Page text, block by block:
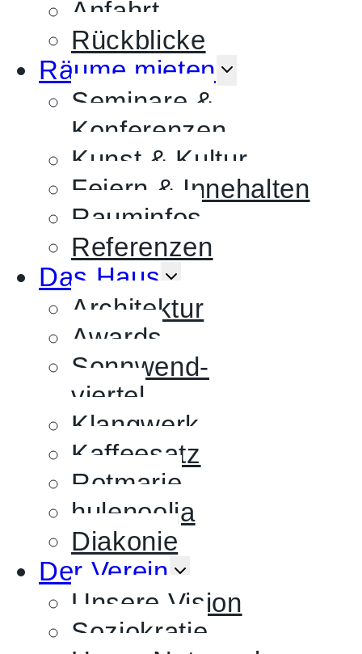
Anfahrt
Rückblicke
Räume mieten
Seminare &
Konferenzen
Kunst & Kultur
Feiern & Innehalten
Rauminfos
Referenzen
Das Haus UNTERMENÜ
UMSCHALTEN
Architektur
Awards
Sonnwend-
viertel
Klangwerk
Kaffeesatz
Rotmarie
hulenoolja
Diakonie
Der Verein UNTERMENÜ
UMSCHALTEN
Unsere Vision
Soziokratie